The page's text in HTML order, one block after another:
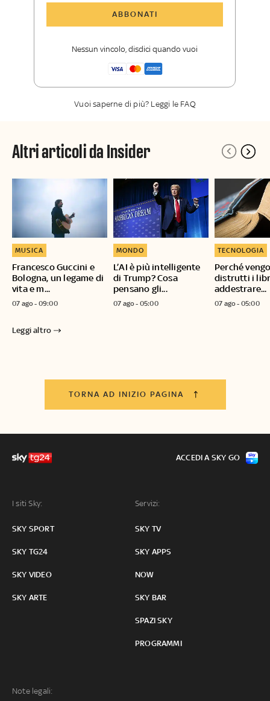
ABBONATI
Nessun vincolo, disdici quando vuoi
Vuoi saperne di più? Leggi le FAQ
Altri articoli da Insider
Francesco Guccini e
Bologna, un legame di
vita e m...
MUSICA
07 ago - 09:00
L’AI è più intelligente
di Trump? Cosa
pensano gli...
MONDO
07 ago - 05:00
Perché
distrutti i
addestrare...
TECNOLOGIA
07 ago - 05:00
Leggi altro
TORNA AD INIZIO PAGINA
I siti Sky:
SKY SPORT
SKY TG24
SKY VIDEO
SKY ARTE
Servizi:
SKY TV
SKY APPS
NOW
SKY BAR
SPAZI SKY
PROGRAMMI
Note legali:
ACCEDI A SKY GO